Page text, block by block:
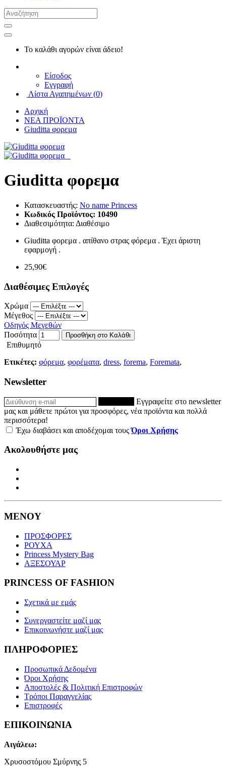
Το καλάθι αγορών είναι άδειο!
Είσοδος
Εγγραφή
Λίστα Αγαπημένων (0)
Αρχική
ΝΕΑ ΠΡΟΪΟΝΤΑ
Giuditta φορεμα
Giuditta φορεμα
Κατασκευαστής: No name Princess
Κωδικός Προϊόντος: 10490
Διαθεσιμότητα: Διαθέσιμο
Giuditta φορεμα . απίθανο στρας φόρεμα . Έχει άριστη
εφαρμογή .
25,90€
Διαθέσιμες Επιλογές
Χρώμα
Μέγεθος
Οδηγός Μεγεθών
Ποσότητα
Προσθήκη στο Καλάθι
Επιθυμητό
Ετικέτες: φόρεμα, φορέματα, dress, forema, Foremata,
Newsletter
Εγγραφείτε στο newsletter
μας και μάθετε πρώτοι για προσφόρες, νέα προϊόντα και πολλά
περισσότερα!
Έχω διαβάσει και αποδέχομαι τουςΌροι Χρήσης
Ακολουθήστε μας
ΜΕΝΟΥ
ΠΡΟΣΦΟΡΕΣ
ΡΟΥΧΑ
Princess Mystery Bag
ΑΞΕΣΟΥΑΡ
PRINCESS OF FASHION
Σχετικά με εμάς
Συνεργαστείτε μαζί μας
Επικοινωνήστε μαζί μας
ΠΛΗΡΟΦΟΡΙΕΣ
Προσωπικά Δεδομένα
Όροι Χρήσης
Αποστολές & Πολιτική Επιστροφών
Τρόποι Παραγγελίας
Επιστροφές
ΕΠΙΚΟΙΝΩΝΙΑ
Αιγάλεω:
Χρυσοστόμου Σμύρνης 5